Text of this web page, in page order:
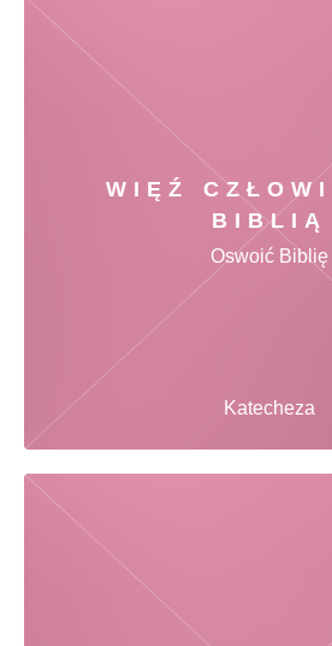
WIĘŹ
BIBLIĄ
Katecheza
Oswoić Biblię